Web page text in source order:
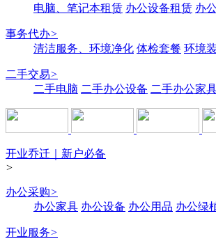
电脑、笔记本租赁 办公设备租赁 办
事务代办>
清洁服务、环境净化 体检套餐 环境
二手交易>
二手电脑 二手办公设备 二手办公家
开业乔迁｜新户必备
>
办公采购>
办公家具 办公设备 办公用品 办公绿
开业服务>